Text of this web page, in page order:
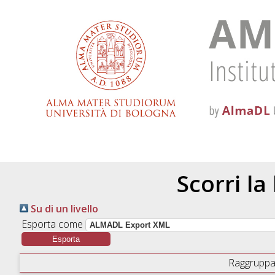
Scorri la
Su di un livello
Esporta come